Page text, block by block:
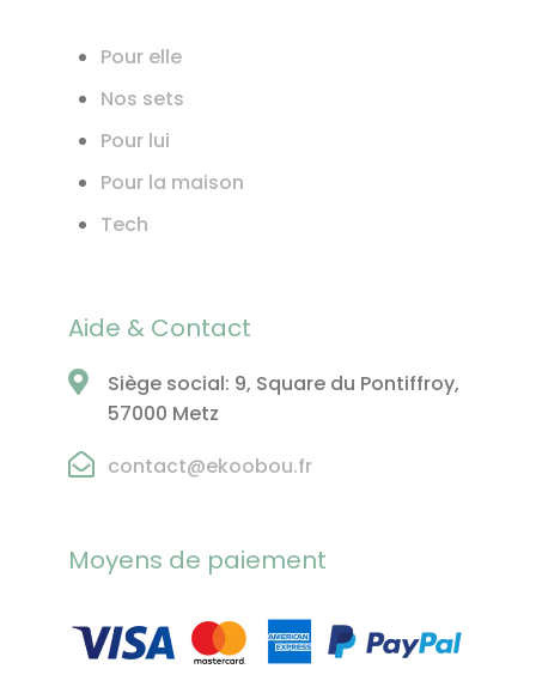
Pour elle
Nos sets
Pour lui
Pour la maison
Tech
Aide & Contact
Siège social: 9, Square du Pontiffroy,
57000 Metz
contact@ekoobou.fr
Moyens de paiement